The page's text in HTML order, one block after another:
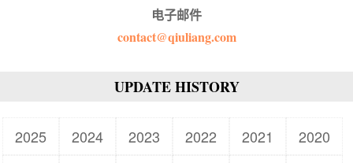
电子邮件
contact@qiuliang.com
UPDATE HISTORY
2025 2024 2023 2022 2021
2020